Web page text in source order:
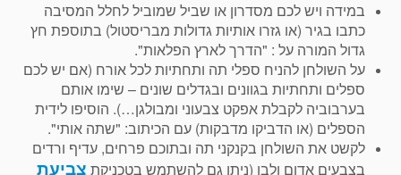
במידה ויש לכם מסדרון או שביל שמוביל לחלל המסיבה
כתבו בגיר (או גזרו אותיות גדולות מבריסטול) בתוספת חץ
גדול המורה על : "הדרך לארץ הפלאות".
על השולחן להניח ספלי תה ותחתיות לכל אורח (אם יש לכם
ספלים ותחתיות בגוונים ובגדלים שונים – שימו אותם
בערבוביה לקבלת אפקט צבעוני ומבולגן…). הוסיפו לידית
הספלים (או הדביקו מדבקות) עם הכיתוב: "שתה אותי".
לקשט את השולחן בקנקני תה ובתוכם פרחים, עדיף ורדים
בצבעים אדום ולבן (ניתן גם להשתמש בטכניקת צביעת